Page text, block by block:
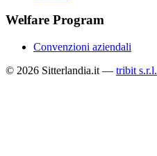
Welfare Program
Convenzioni aziendali
© 2026 Sitterlandia.it — tribit s.r.l.